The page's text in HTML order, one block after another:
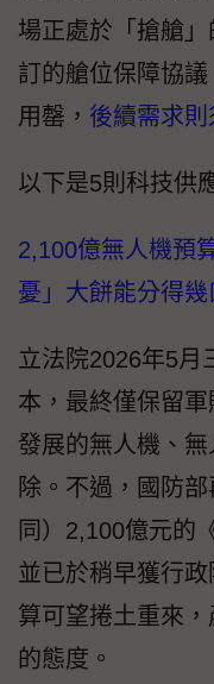
場正處於「搶艙
訂的艙位保障協
用罄， 後續需求
以下是5則科技供
2,100億無人機預
憂」大餅能分得幾
立法院2026年5月
本，最終僅保留
發展的無人機、
除。不過，國防
同）2,100億元的
並已於稍早獲行
算可望捲土重來，
的態度。